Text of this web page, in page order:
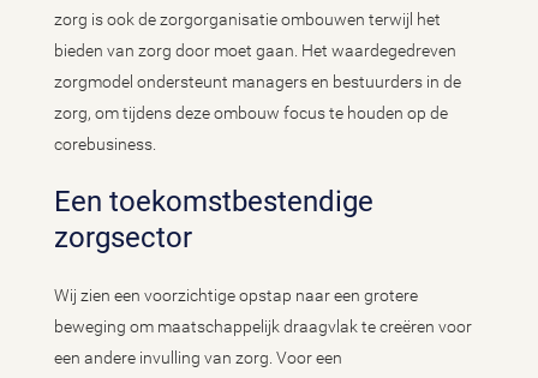
zorg is ook de zorgorganisatie ombouwen terwijl het
bieden van zorg door moet gaan. Het waardegedreven
zorgmodel ondersteunt managers en bestuurders in de
zorg, om tijdens deze ombouw focus te houden op de
corebusiness.
Een toekomstbestendige
zorgsector
Wij zien een voorzichtige opstap naar een grotere
beweging om maatschappelijk draagvlak te creëren voor
een andere invulling van zorg. Voor een